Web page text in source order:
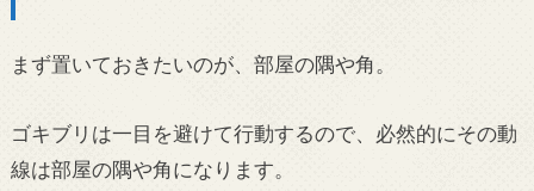
まず置いておきたいのが、部屋の隅や角。
ゴキブリは一目を避けて行動するので、必然的にその動
線は部屋の隅や角になります。